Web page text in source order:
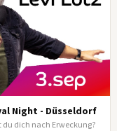
Night - Düsseldorf
du dich nach Erweckung?